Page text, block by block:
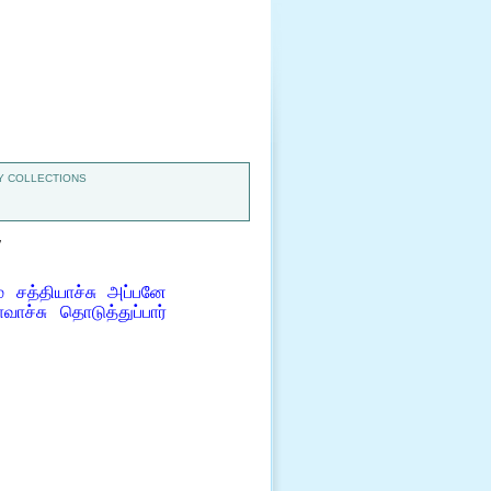
COLLECTIONS
சத்தியாச்சு அப்பனே
தொடுத்துப்பார்